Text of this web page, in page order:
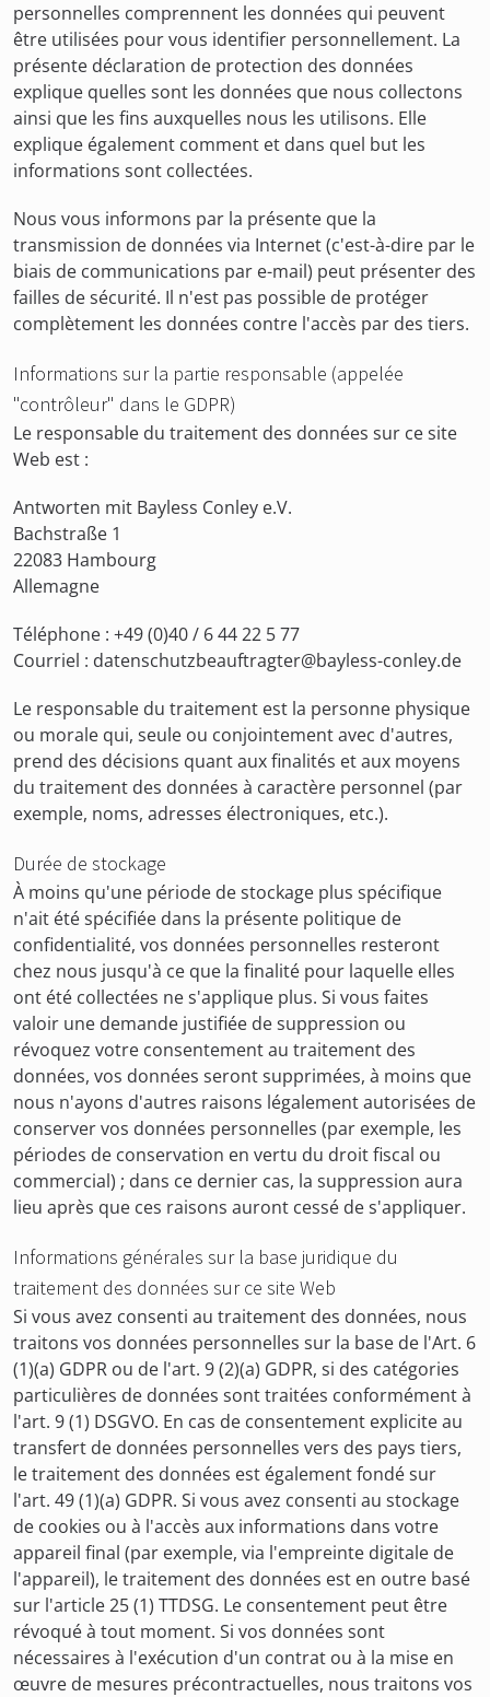
personnelles comprennent les données qui peuvent
être utilisées pour vous identifier personnellement. La
présente déclaration de protection des données
explique quelles sont les données que nous collectons
ainsi que les fins auxquelles nous les utilisons. Elle
explique également comment et dans quel but les
informations sont collectées.
Nous vous informons par la présente que la
transmission de données via Internet (c'est-à-dire par le
biais de communications par e-mail) peut présenter des
failles de sécurité. Il n'est pas possible de protéger
complètement les données contre l'accès par des tiers.
Informations sur la partie responsable (appelée
"contrôleur" dans le GDPR)
Le responsable du traitement des données sur ce site
Web est :
Antworten mit Bayless Conley e.V.
Bachstraße 1
22083 Hambourg
Allemagne
Téléphone : +49 (0)40 / 6 44 22 5 77
Courriel : datenschutzbeauftragter@bayless-conley.de
Le responsable du traitement est la personne physique
ou morale qui, seule ou conjointement avec d'autres,
prend des décisions quant aux finalités et aux moyens
du traitement des données à caractère personnel (par
exemple, noms, adresses électroniques, etc.).
Durée de stockage
À moins qu'une période de stockage plus spécifique
n'ait été spécifiée dans la présente politique de
confidentialité, vos données personnelles resteront
chez nous jusqu'à ce que la finalité pour laquelle elles
ont été collectées ne s'applique plus. Si vous faites
valoir une demande justifiée de suppression ou
révoquez votre consentement au traitement des
données, vos données seront supprimées, à moins que
nous n'ayons d'autres raisons légalement autorisées de
conserver vos données personnelles (par exemple, les
périodes de conservation en vertu du droit fiscal ou
commercial) ; dans ce dernier cas, la suppression aura
lieu après que ces raisons auront cessé de s'appliquer.
Informations générales sur la base juridique du
traitement des données sur ce site Web
Si vous avez consenti au traitement des données, nous
traitons vos données personnelles sur la base de l'Art. 6
(1)(a) GDPR ou de l'art. 9 (2)(a) GDPR, si des catégories
particulières de données sont traitées conformément à
l'art. 9 (1) DSGVO. En cas de consentement explicite au
transfert de données personnelles vers des pays tiers,
le traitement des données est également fondé sur
l'art. 49 (1)(a) GDPR. Si vous avez consenti au stockage
de cookies ou à l'accès aux informations dans votre
appareil final (par exemple, via l'empreinte digitale de
l'appareil), le traitement des données est en outre basé
sur l'article 25 (1) TTDSG. Le consentement peut être
révoqué à tout moment. Si vos données sont
nécessaires à l'exécution d'un contrat ou à la mise en
œuvre de mesures précontractuelles, nous traitons vos